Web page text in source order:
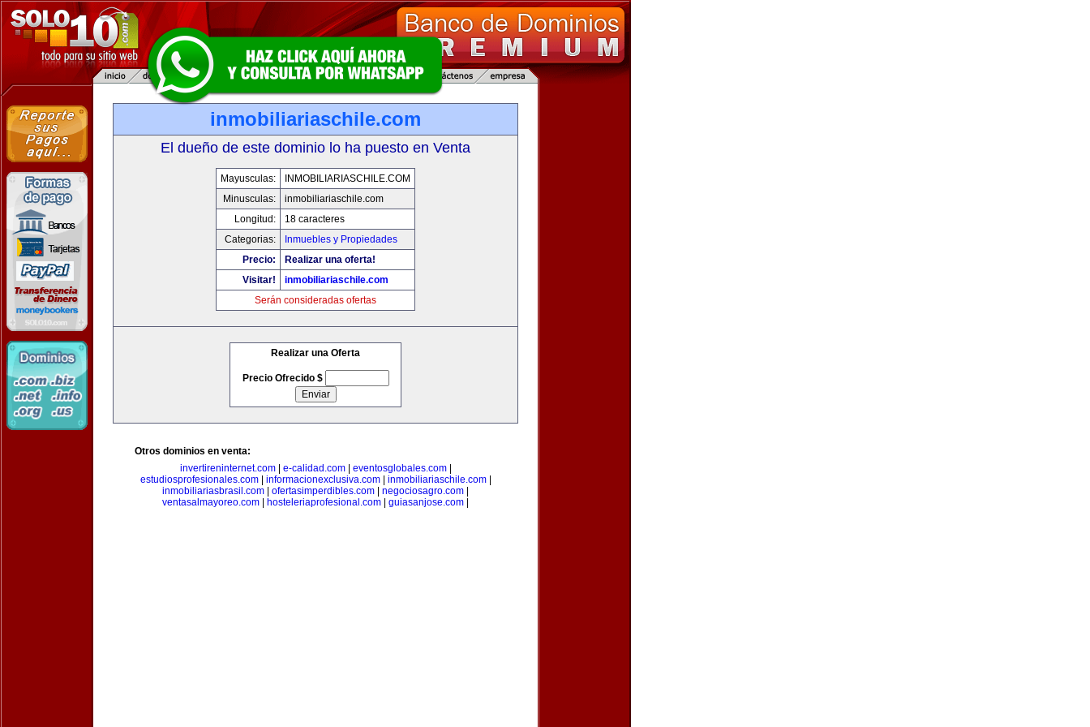
inmobiliariaschile.com
El dueño de este dominio lo ha puesto en Venta
Mayusculas:
INMOBILIARIASCHILE.COM
Minusculas:
inmobiliariaschile.com
Longitud:
18 caracteres
Categorias:
Inmuebles y Propiedades
Precio:
Realizar una oferta!
Visitar!
inmobiliariaschile.com
Serán consideradas ofertas
Realizar una Oferta
Precio Ofrecido $
Otros dominios en venta:
invertireninternet.com| e-calidad.com| eventosglobales.com|
estudiosprofesionales.com| informacionexclusiva.com| inmobiliariaschile.com|
inmobiliariasbrasil.com
ofertasimperdibles.com negociosagro.com
ventasalmayoreo.com
hosteleriaprofesional.com guiasanjose.com